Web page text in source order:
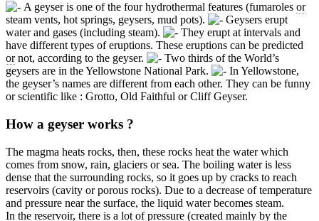
A geyser is one of the four hydrothermal features (fumaroles or
steam vents, hot springs, geysers, mud pots).
Geysers erupt
water and gases (including steam).
They erupt at intervals and
have different types of eruptions. These eruptions can be predicted
ornot, according to the geyser.
Two thirds of the World’s
geysers are in the Yellowstone National Park.
In Yellowstone,
the geyser’s names are different from each other. They can be funny
or scientific like : Grotto, Old Faithful or Cliff Geyser.
How a geyser works ?
The magma heats rocks, then, these rocks heat the water which
comes from snow, rain, glaciers or sea. The boiling water is less
dense that the surrounding rocks, so it goes up by cracks to reach
reservoirs (cavity or porous rocks). Due to a decrease of temperature
and pressure near the surface, the liquid water becomes steam.
In the reservoir, there is a lot of pressure (created mainly by the